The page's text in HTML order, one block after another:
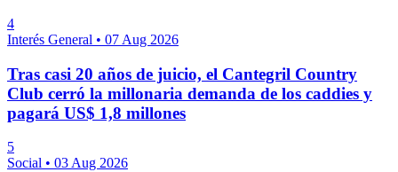
4
Interés General • 07 Aug 2026
Tras casi 20 años de juicio, el Cantegril Country
Club cerró la millonaria demanda de los caddies y
pagará US$ 1,8 millones
5
Social • 03 Aug 2026